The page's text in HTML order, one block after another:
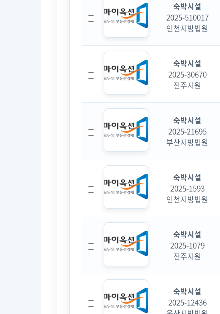
숙박시설
2025-510017
인천지방법원
숙박시설
2025-30670
진주지원
숙박시설
2025-21695
부산지방법원
숙박시설
2025-1593
인천지방법원
숙박시설
2025-1079
진주지원
숙박시설
2025-12436